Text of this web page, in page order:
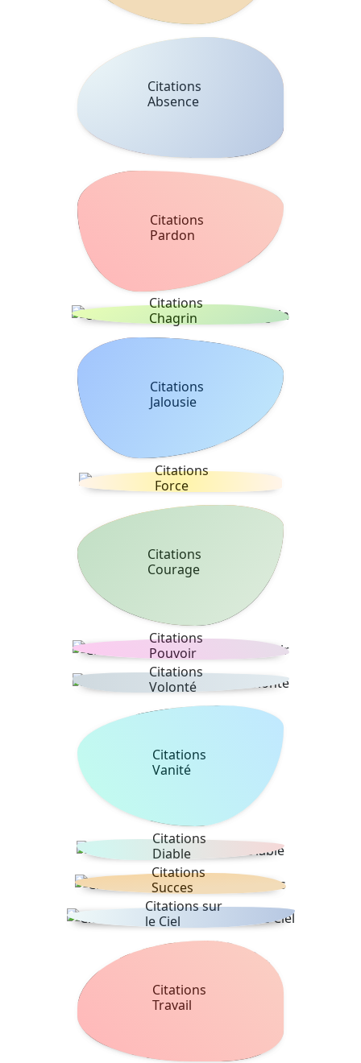
Citations
Absence
Citations
Pardon
Citations
Chagrin
Citations
Jalousie
Citations
Force
Citations
Courage
Citations
Pouvoir
Citations
Volonté
Citations
Vanité
Citations
Diable
Citations
Succes
Citations sur
le Ciel
Citations
Travail